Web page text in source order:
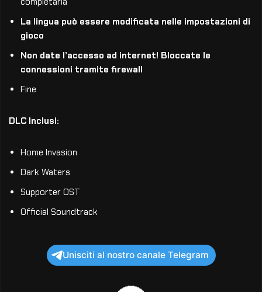
La lingua può essere modificata nelle impostazioni di
gioco
Non date l’accesso ad internet! Bloccate le
connessioni tramite firewall
Fine
DLC Inclusi:
Home Invasion
Dark Waters
Supporter OST
Official Soundtrack
Unisciti al nostro canale Telegram